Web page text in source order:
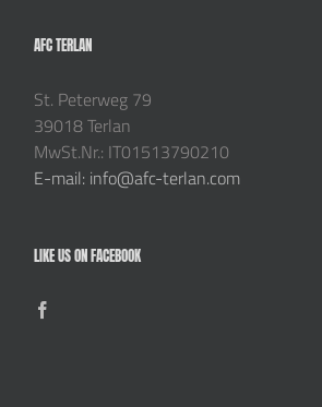
AFC TERLAN
St. Peterweg 79
39018 Terlan
MwSt.Nr.: IT01513790210
E-mail: info@afc-terlan.com
LIKE US ON FACEBOOK